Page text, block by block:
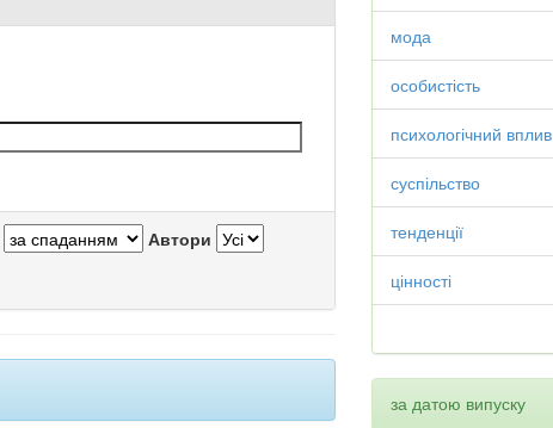
Автори
мода
особистість
психологічний вплив
суспільство
тенденції
цінності
за датою випуску